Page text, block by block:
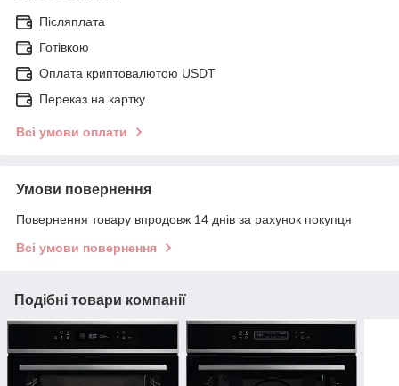
Післяплата
Готівкою
Оплата криптовалютою USDT
Переказ на картку
Всі умови оплати
Умови повернення
Повернення товару впродовж 14 днів за рахунок покупця
Всі умови повернення
Подібні товари компанії